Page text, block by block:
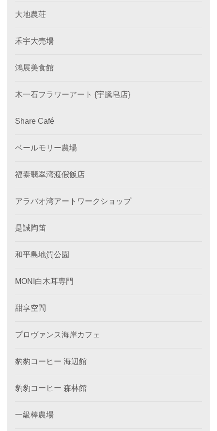
大地農荘
禾宇大売場
鴻展美食館
木一石フラワーアート {宇騰皂店}
Share Café
ベールモリー農場
福泰翡翠湾渡假飯店
アラバオ湾アートワークショップ
是誠陶笛
和平島地質公園
MONI白木耳専門
甜享空間
プロヴァンス海岸カフェ
豹豹コーヒー 海辺館
豹豹コーヒー 森林館
一級棒農場